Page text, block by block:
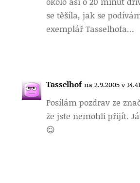
se těšíla, jak se
exemplář Tasselhofa…
Tasselhof na 2.9.2005 v 14.41
Posílám pozdrav ze
že jste nemohli přijít. Já
😉